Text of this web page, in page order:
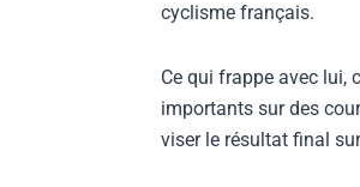
cyclisme français.
Ce qui frappe avec lui,
importants sur des
viser le résultat final